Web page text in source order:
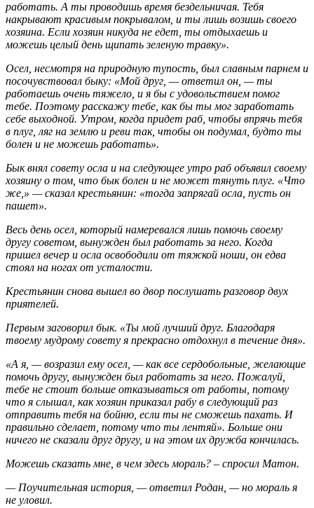
работать. А ты проводишь время бездельничая. Тебя
накрывают красивым покрывалом, и ты лишь возишь своего
хозяина. Если хозяин никуда не едет, ты отдыхаешь и
можешь целый день щипать зеленую травку».
Осел, несмотря на природную тупость, был славным парнем и
посочувствовал быку: «Мой друг, — ответил он, — ты
работаешь очень тяжело, и я бы с удовольствием помог
тебе. Поэтому расскажу тебе, как бы ты мог заработать
себе выходной. Утром, когда придет раб, чтобы впрячь тебя
в плуг, ляг на землю и реви так, чтобы он подумал, будто ты
болен и не можешь работать».
Бык внял совету осла и на следующее утро раб объявил своему
хозяину о том, что бык болен и не может тянуть плуг. «Что
же,» — сказал крестьянин: «тогда запрягай осла, пусть он
пашет».
Весь день осел, который намеревался лишь помочь своему
другу советом, вынужден был работать за него. Когда
пришел вечер и осла освободили от тяжкой ноши, он едва
стоял на ногах от усталости.
Крестьянин снова вышел во двор послушать разговор двух
приятелей.
Первым заговорил бык. «Ты мой лучший друг. Благодаря
твоему мудрому совету я прекрасно отдохнул в течение дня».
«А я, — возразил ему осел, — как все сердобольные, желающие
помочь другу, вынужден был работать за него. Пожалуй,
тебе не стоит больше отказываться от работы, потому
что я слышал, как хозяин приказал рабу в следующий раз
отправить тебя на бойню, если ты не сможешь пахать. И
правильно сделает, потому что ты лентяй». Больше они
ничего не сказали друг другу, и на этом их дружба кончилась.
Можешь сказать мне, в чем здесь мораль? – спросил Матон.
— Поучительная история, — ответил Родан, — но мораль я
не уловил.